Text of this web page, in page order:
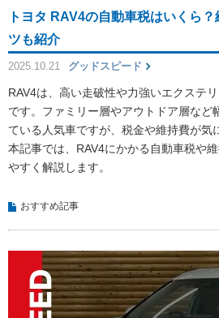
トヨタ RAV4の自動車税はいくら
ツも紹介
2025.10.21 グッドスピード
RAV4は、高い走破性や力強いエクステ
です。ファミリー層やアウトドア層など
ている人気車ですが、税金や維持費が気
本記事では、RAV4にかかる自動車税や
やすく解説します。
おすすめ記事